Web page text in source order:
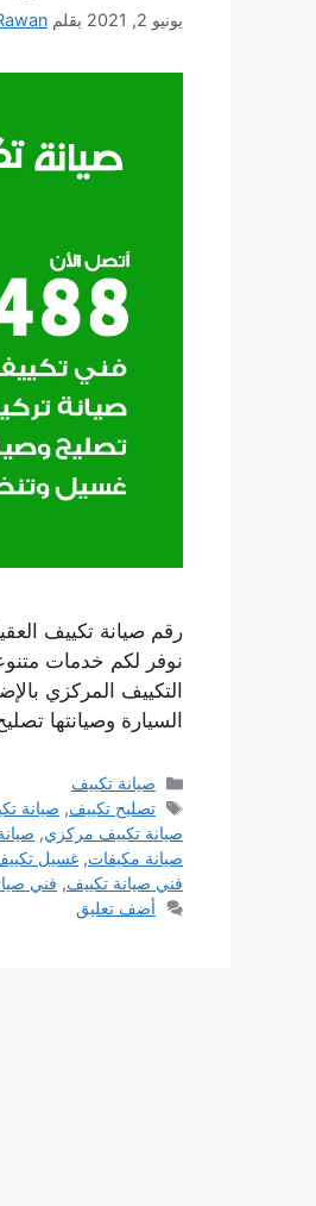
يونيو 2, 2021 بقلم
نوفر لكم خدمات
التكييف المركزي
السيارة وصيانتها
التصنيفات
صيانة تكييف
الوسوم
تصليح تكييف, صيانة
صيانة تكييف مركزي,
صيانة مكيفات, غسيل
فني صيانة تكييف, فني
أضف تعليق